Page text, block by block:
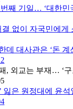
째 기일… ‘대한민
결 없이 자국민에
데 대사관은 ‘돈 계
, 외교는 부재… ‘구
잃은 원정대에 윤